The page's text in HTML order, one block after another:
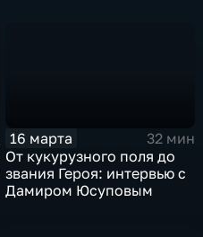
16 марта
32 мин
От кукурузного поля до
звания Героя: интервью с
Дамиром Юсуповым